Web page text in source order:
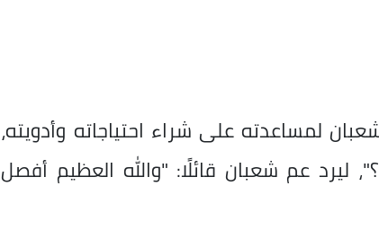
لمساعدته على شراء احتياجاته وأدويته،
ليرد عم شعبان قائلًا: "والله العظيم أفصل